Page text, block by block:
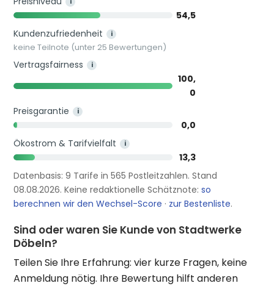
54,5
Kundenzufriedenheit
i
keine Teilnote (unter 25 Bewertungen)
Vertragsfairness i
100,
0
Preisgarantie
i
0,0
Ökostrom & Tarifvielfalt
i
13,3
Datenbasis: 9 Tarife in 565 Postleitzahlen. Stand
08.08.2026. Keine redaktionelle Schätznote:so
berechnen wir den Wechsel-Score · zur Bestenliste.
Sind oder waren Sie Kunde von Stadtwerke
Döbeln?
Teilen Sie Ihre Erfahrung: vier kurze Fragen, keine
Anmeldung nötig. Ihre Bewertung hilft anderen